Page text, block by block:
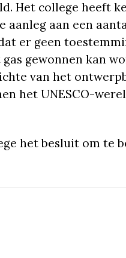
Het college heeft
aan een
er geen
gewonnen kan
van het
het UNESCO-
het besluit om te